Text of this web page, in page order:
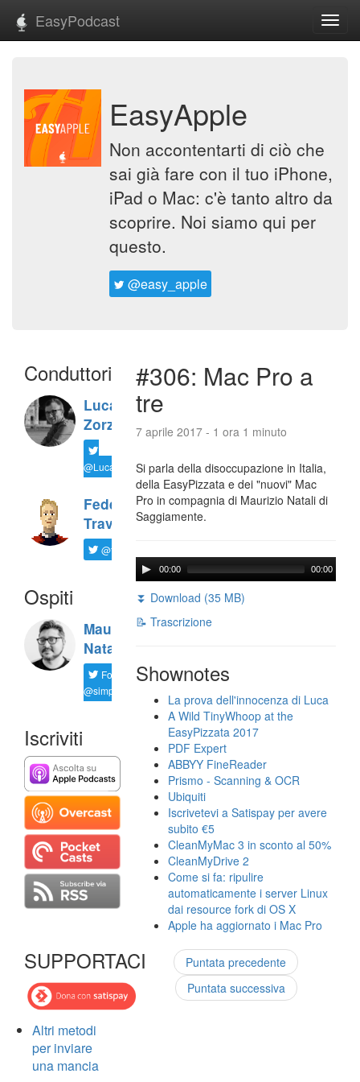
EasyPodcast
EasyApple
Non accontentarti di ciò che
sai già fare con il tuo iPhone,
iPad o Mac: c'è tanto altro da
scoprire. Noi siamo qui per
questo.
@easy_apple
Conduttori
Luca
Zorzi
@LucaTNT
Federico
Travaini
@ftrava
Ospiti
Maurizio
Natali
Follow
@simplemal
Iscriviti
SUPPORTACI
Altri metodi
per inviare
una mancia
#306: Mac Pro a
tre
7 aprile 2017 - 1 ora 1 minuto
Si parla della disoccupazione in Italia,
della EasyPizzata e dei "nuovi" Mac
Pro in compagnia di Maurizio Natali di
Saggiamente.
00:00 00:00
⏬ Download (35 MB)
📝 Trascrizione
Shownotes
La prova dell'innocenza di Luca
A Wild TinyWhoop at the
EasyPizzata 2017
PDF Expert
ABBYY FineReader
Prismo - Scanning & OCR
Ubiquiti
Iscrivetevi a Satispay per avere
subito €5
CleanMyMac 3 in sconto al 50%
CleanMyDrive 2
Come si fa: ripulire
automaticamente i server Linux
dai resource fork di OS X
Apple ha aggiornato i Mac Pro
Puntata precedente
Puntata successiva